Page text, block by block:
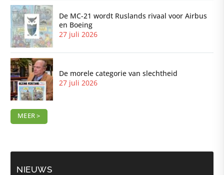
De MC-21 wordt Ruslands rivaal voor Airbus
en Boeing
27 juli 2026
De morele categorie van slechtheid
27 juli 2026
MEER >
NIEUWS